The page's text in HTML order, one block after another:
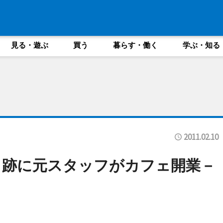
見る・遊ぶ 買う 暮らす・働く 学ぶ・知る
2011.02.10
に元スタッフがカフェ開業－